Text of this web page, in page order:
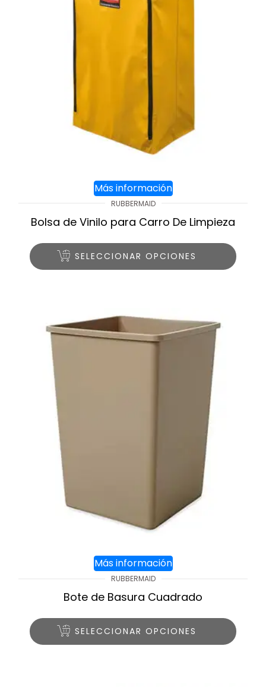
Más información
RUBBERMAID
Bolsa de Vinilo para Carro De Limpieza
SELECCIONAR OPCIONES
Más información
RUBBERMAID
Bote de Basura Cuadrado
SELECCIONAR OPCIONES